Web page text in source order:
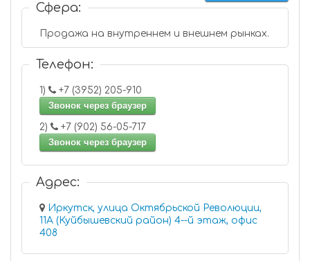
Сфера:
Продажа на внутреннем и внешнем рынках.
Телефон:
1)
+7 (3952) 205-910
Звонок через браузер
2)
+7 (902) 56-05-717
Звонок через браузер
Адрес:
Иркутск, улица Октябрьской Революции,
11А (Куйбышевский район) 4--й этаж, офис
408